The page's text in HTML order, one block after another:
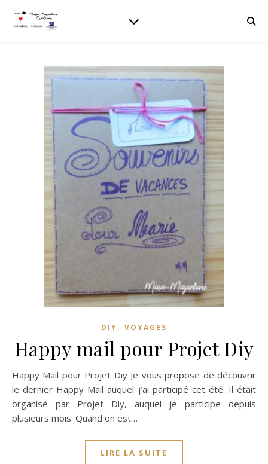
DIY, VOYAGES
Happy mail pour Projet Diy
Happy Mail pour Projet Diy Je vous propose de découvrir
le dernier Happy Mail auquel j’ai participé cet été. Il était
organisé par Projet Diy, auquel je participe depuis
plusieurs mois. Quand on est…
LIRE LA SUITE